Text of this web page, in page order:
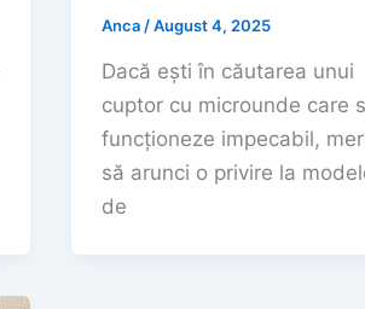
Anca /August 4, 2025
Dacă ești în căutarea unui
cuptor cu microunde care
funcționeze impecabil,
să arunci o privire la
de